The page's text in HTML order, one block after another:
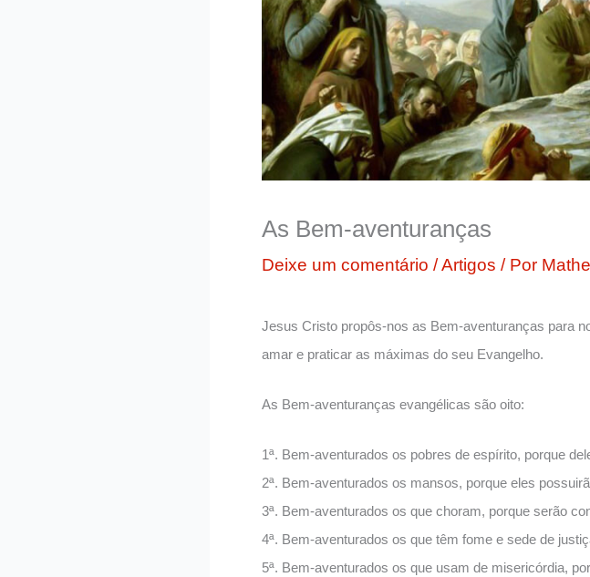
As Bem-aventuranças
Deixe um comentário /Artigos / Por
Jesus Cristo propôs-nos as Bem-aventuranças para
amar e praticar as máximas do seu Evangelho.
As Bem-aventuranças evangélicas são oito:
1ª. Bem-aventurados os pobres de espírito, porque
2ª. Bem-aventurados os mansos, porque eles
3ª. Bem-aventurados os que choram, porque serão
4ª. Bem-aventurados os que têm fome e sede de
5ª. Bem-aventurados os que usam de misericórdia,